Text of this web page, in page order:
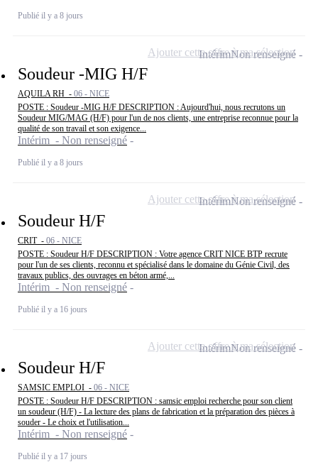
Publié il y a 8 jours
Soudeur -MIG H/F
AQUILA RH - 06 - NICE
POSTE : Soudeur -MIG H/F DESCRIPTION : Aujourd'hui, nous recrutons un
Soudeur MIG/MAG (H/F) pour l'un de nos clients, une entreprise reconnue pour la
qualité de son travail et son exigence...
Intérim - Non renseigné
Publié il y a 8 jours
IntérimNon renseigné
Ajouter cette offre à ma sélection
Soudeur H/F
CRIT - 06 - NICE
POSTE : Soudeur H/F DESCRIPTION : Votre agence CRIT NICE BTP recrute
pour l'un de ses clients, reconnu et spécialisé dans le domaine du Génie Civil, des
travaux publics, des ouvrages en béton armé,...
Intérim - Non renseigné
Publié il y a 16 jours
IntérimNon renseigné
Ajouter cette offre à ma sélection
Soudeur H/F
SAMSIC EMPLOI - 06 - NICE
POSTE : Soudeur H/F DESCRIPTION : samsic emploi recherche pour son client
un soudeur (H/F) - La lecture des plans de fabrication et la préparation des pièces à
souder - Le choix et l'utilisation...
Intérim - Non renseigné
Publié il y a 17 jours
IntérimNon renseigné
Ajouter cette offre à ma sélection